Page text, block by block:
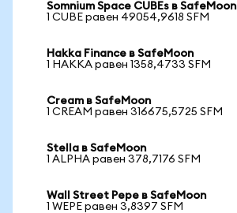
Somnium Space CUBEs в SafeMoon
1 CUBE равен 49054,9618 SFM
Hakka Finance в SafeMoon
1 HAKKA равен 1358,4733 SFM
Cream в SafeMoon
1 CREAM равен 316675,5725 SFM
Stella в SafeMoon
1 ALPHA равен 378,7176 SFM
Wall Street Pepe в SafeMoon
1 WEPE равен 3,8397 SFM